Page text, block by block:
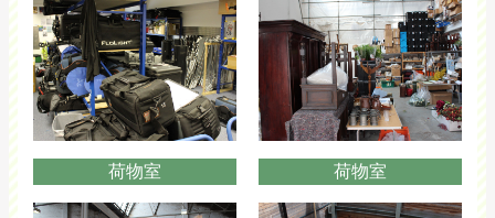
荷物室 荷物室